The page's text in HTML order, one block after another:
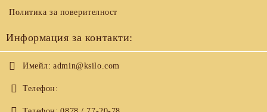
Политика за поверителност
Информация за контакти:
Имейл: admin@ksilo.com
Телефон: